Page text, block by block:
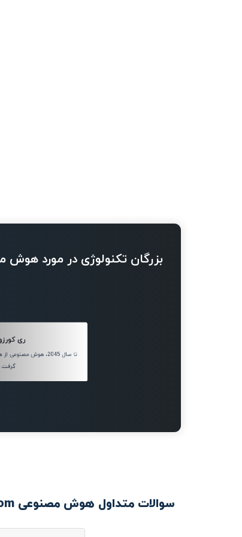
بزرگان تکنولوژی در مورد
ری
تا سال 2045، هوش
گرفت.
سوالات متداول هوش مصنوعی Transcriptmate.com